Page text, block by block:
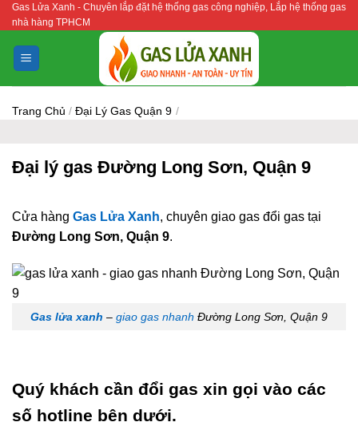
Bỏ
qua
nội
dung
Gas Lửa Xanh - Chuyên lắp đặt hệ thống gas công nghiệp, Lắp hệ thống gas
nhà hàng TPHCM
Trang Chủ / Đại Lý Gas Quận 9 /
Đại lý gas Đường Long Sơn, Quận 9
Cửa hàng Gas Lửa Xanh, chuyên giao gas đổi gas tại
Đường Long Sơn, Quận 9.
Gas lửa xanh – giao gas nhanh Đường Long Sơn, Quận 9
Quý khách cần đổi gas xin gọi vào các
số hotline bên dưới.